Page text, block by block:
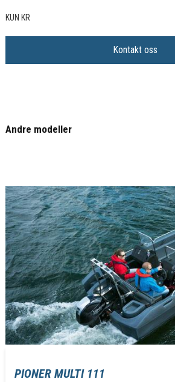
KUN KR
Kontakt oss
Andre modeller
PIONER MULTI 111